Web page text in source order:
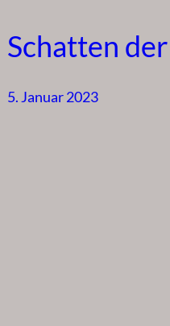
Schatten
5. Januar 2023